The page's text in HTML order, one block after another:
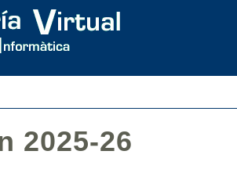
2025-26